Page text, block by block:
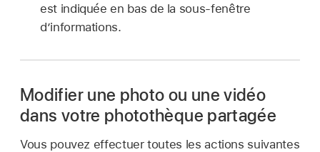
est indiquée en bas de la sous-fenêtre
d’informations.
Modifier une photo ou une vidéo
dans votre photothèque partagée
Vous pouvez effectuer toutes les actions suivantes